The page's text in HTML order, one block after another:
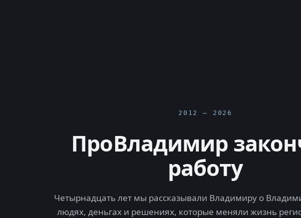
2012 — 2026
ПроВладимир
работу
Четырнадцать лет мы рассказывали Владимиру о
людях, деньгах и решениях, которые меняли жизнь